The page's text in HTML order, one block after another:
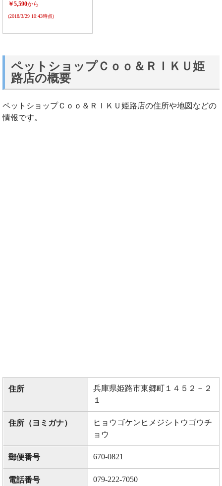
￥5,590から
(2018/3/29 10:43時点)
ペットショップＣｏｏ＆ＲＩＫＵ姫
路店の概要
ペットショップＣｏｏ＆ＲＩＫＵ姫路店の住所や地図などの
情報です。
住所
兵庫県姫路市東郷町１４５２－２
１
住所（ヨミガナ）
ヒョウゴケンヒメジシトウゴウチ
ョウ
郵便番号 670-0821
電話番号 079-222-7050